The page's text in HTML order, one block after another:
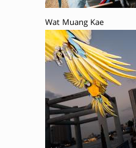
Wat Muang Kae